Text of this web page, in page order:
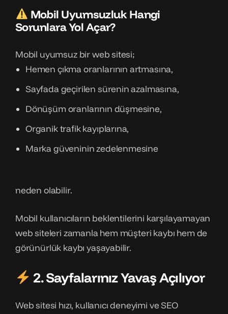
Mobil Uyumsuzluk Hangi
Sorunlara Yol Açar?
Mobil uyumsuz bir web sitesi;
Hemen çıkma oranlarının artmasına,
Sayfada geçirilen sürenin azalmasına,
Dönüşüm oranlarının düşmesine,
Organik trafik kayıplarına,
Marka güveninin zedelenmesine
neden olabilir.
Mobil kullanıcıların beklentilerini karşılayamayan
web siteleri zamanla hem müşteri kaybı hem de
görünürlük kaybı yaşayabilir.
2. Sayfalarınız Yavaş Açılıyor
Web sitesi hızı, kullanıcı deneyimi ve SEO